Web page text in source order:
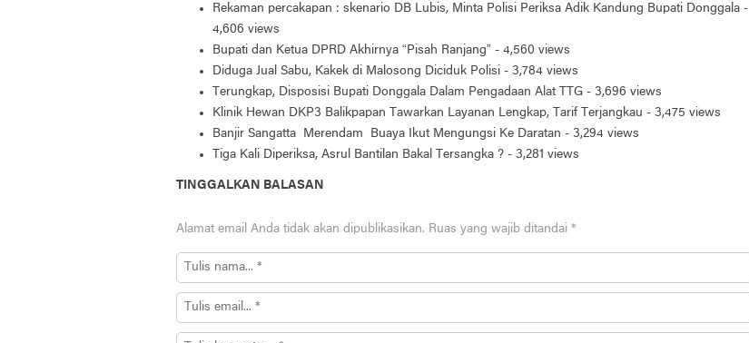
Rekaman percakapan : skenario DB Lubis, Minta Polisi Periksa Adik Kandung Bupati Donggala -
4,606 views
Bupati dan Ketua DPRD Akhirnya “Pisah Ranjang” - 4,560 views
Diduga Jual Sabu, Kakek di Malosong Diciduk Polisi - 3,784 views
Terungkap, Disposisi Bupati Donggala Dalam Pengadaan Alat TTG - 3,696 views
Klinik Hewan DKP3 Balikpapan Tawarkan Layanan Lengkap, Tarif Terjangkau - 3,475 views
Banjir Sangatta Merendam Buaya Ikut Mengungsi Ke Daratan - 3,294 views
Tiga Kali Diperiksa, Asrul Bantilan Bakal Tersangka ? - 3,281 views
TINGGALKAN BALASAN
Alamat email Anda tidak akan dipublikasikan. Ruas yang wajib ditandai *